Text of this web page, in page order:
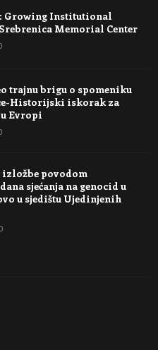
Growing Institutional
Memorial Center
trajnu brigu o spomeniku
Historijski iskorak za
Evropi
izložbe povodom
sjećanja na genocid u
u sjedištu Ujedinjenih